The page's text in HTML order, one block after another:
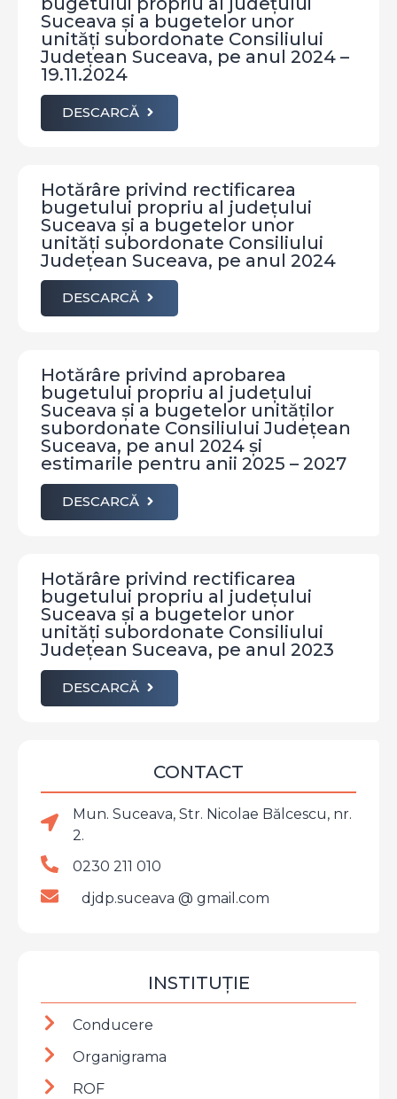
CONTACT
Mun. Suceava, Str. Nicolae Bălcescu, nr.
2.
0230 211 010
djdp.suceava @ gmail.com
INSTITUȚIE
Conducere
Organigrama
ROF
Suceava și a bugetelor unor
unități subordonate Consiliului
Județean Suceava, pe anul 2024 –
19.11.2024
DESCARCĂ
Hotărâre privind rectificarea
bugetului propriu al județului
Suceava și a bugetelor unor
unități subordonate Consiliului
Județean Suceava, pe anul 2024
DESCARCĂ
Hotărâre privind aprobarea
bugetului propriu al județului
Suceava și a bugetelor unităților
subordonate Consiliului Județean
Suceava, pe anul 2024 și
estimarile pentru anii 2025 – 2027
DESCARCĂ
Hotărâre privind rectificarea
bugetului propriu al județului
Suceava și a bugetelor unor
unități subordonate Consiliului
Județean Suceava, pe anul 2023
DESCARCĂ